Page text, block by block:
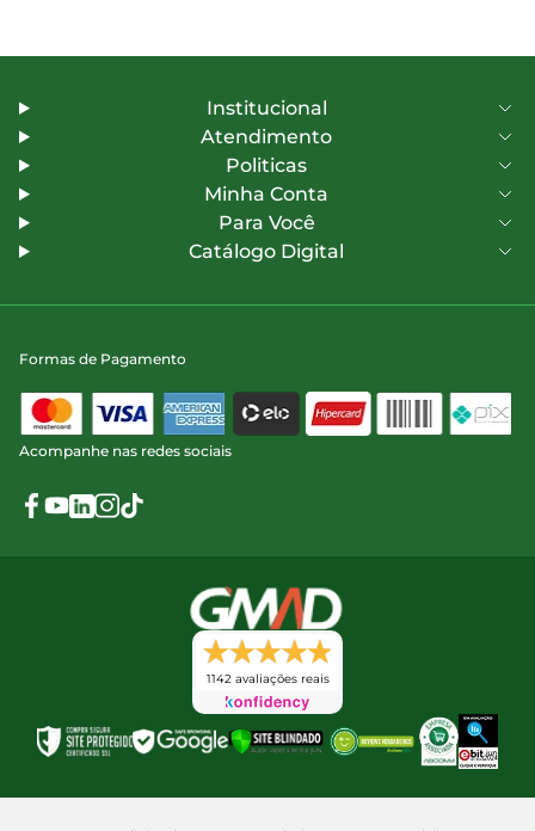
Institucional
Atendimento
Politicas
Minha Conta
Para Você
Catálogo Digital
Formas de Pagamento
Acompanhe nas redes sociais
1142 avaliações reais